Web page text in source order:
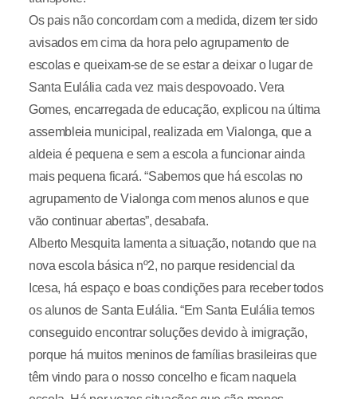
Os pais não concordam com a medida, dizem ter sido
avisados em cima da hora pelo agrupamento de
escolas e queixam-se de se estar a deixar o lugar de
Santa Eulália cada vez mais despovoado. Vera
Gomes, encarregada de educação, explicou na última
assembleia municipal, realizada em Vialonga, que a
aldeia é pequena e sem a escola a funcionar ainda
mais pequena ficará. “Sabemos que há escolas no
agrupamento de Vialonga com menos alunos e que
vão continuar abertas”, desabafa.
Alberto Mesquita lamenta a situação, notando que na
nova escola básica nº2, no parque residencial da
Icesa, há espaço e boas condições para receber todos
os alunos de Santa Eulália. “Em Santa Eulália temos
conseguido encontrar soluções devido à imigração,
porque há muitos meninos de famílias brasileiras que
têm vindo para o nosso concelho e ficam naquela